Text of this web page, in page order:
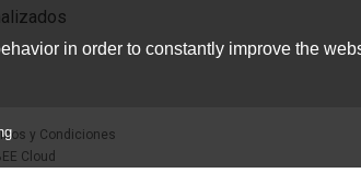
y Condiciones
Cloud
in order to constantly improve the